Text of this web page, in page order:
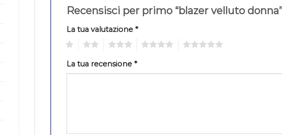
Recensisci per primo “blazer velluto
La tua valutazione *
La tua recensione *